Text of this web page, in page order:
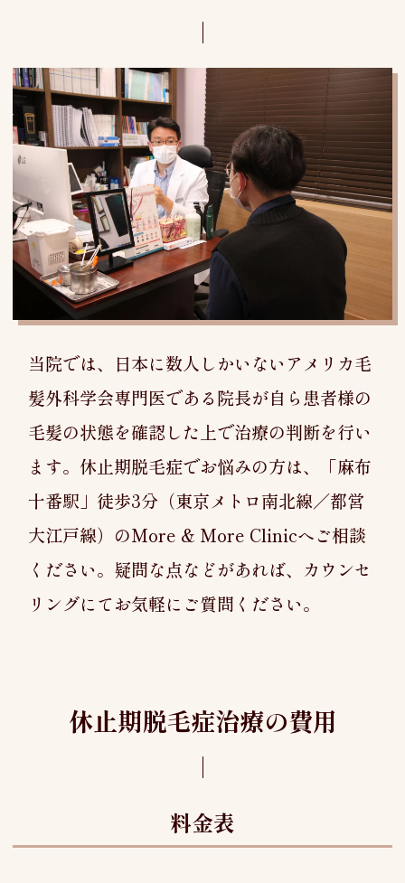
当院では、日本に数人しかいないアメリカ毛
髪外科学会専門医である院長が自ら患者様の
毛髪の状態を確認した上で治療の判断を行い
ます。休止期脱毛症でお悩みの方は、
「麻布
十番駅」徒歩3分（東京メトロ南北線／都営
大江戸線）のMore & More Clinicへご相談
ください。疑問な点などがあれば、カウンセ
リングにてお気軽にご質問ください。
休止期脱毛症治療の費用
料金表